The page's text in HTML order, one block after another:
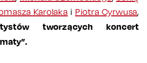
Karolaka i Piotra Cyrwusa,
tworzących koncert